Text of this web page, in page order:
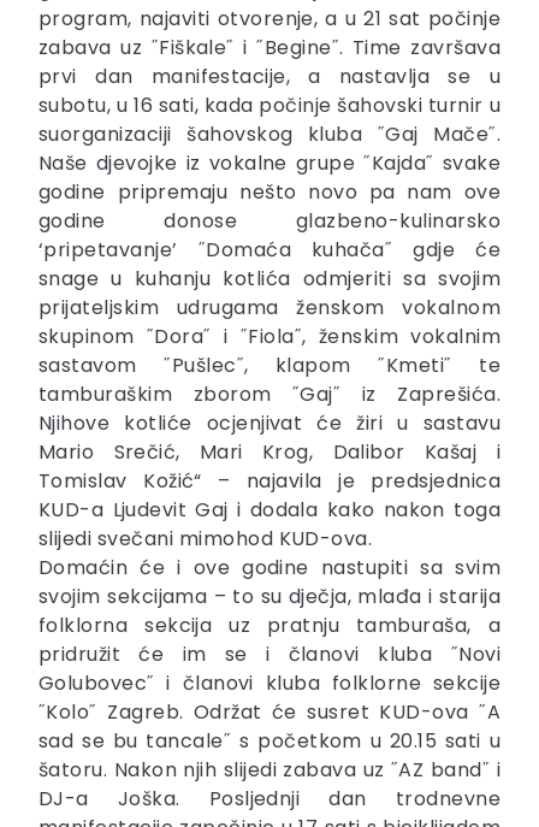
program, najaviti otvorenje, a u 21 sat počinje
zabava uz ˝Fiškale˝ i ˝Begine˝. Time završava
prvi dan manifestacije, a nastavlja se u
subotu, u 16 sati, kada počinje šahovski turnir u
suorganizaciji šahovskog kluba ˝Gaj Mače˝.
Naše djevojke iz vokalne grupe ˝Kajda˝ svake
godine pripremaju nešto novo pa nam ove
godine donose glazbeno-kulinarsko
‘pripetavanje’ ˝Domaća kuhača˝ gdje će
snage u kuhanju kotlića odmjeriti sa svojim
prijateljskim udrugama ženskom vokalnom
skupinom ˝Dora˝ i ˝Fiola˝, ženskim vokalnim
sastavom ˝Pušlec˝, klapom ˝Kmeti˝ te
tamburaškim zborom ˝Gaj˝ iz Zaprešića.
Njihove kotliće ocjenjivat će žiri u sastavu
Mario Srečić, Mari Krog, Dalibor Kašaj i
Tomislav Kožić“ – najavila je predsjednica
KUD-a Ljudevit Gaj i dodala kako nakon toga
slijedi svečani mimohod KUD-ova.
Domaćin će i ove godine nastupiti sa svim
svojim sekcijama – to su dječja, mlađa i starija
folklorna sekcija uz pratnju tamburaša, a
pridružit će im se i članovi kluba ˝Novi
Golubovec˝ i članovi kluba folklorne sekcije
˝Kolo˝ Zagreb. Održat će susret KUD-ova ˝A
sad se bu tancale˝ s početkom u 20.15 sati u
šatoru. Nakon njih slijedi zabava uz ˝AZ band˝ i
DJ-a Joška. Posljednji dan trodnevne